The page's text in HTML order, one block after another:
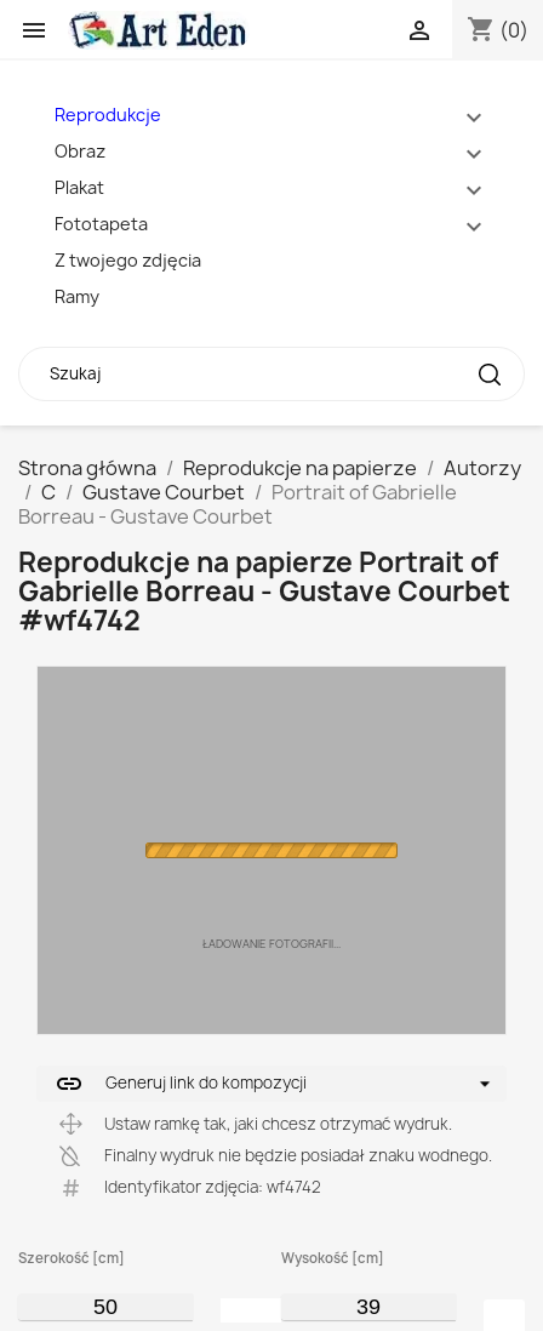
 shopping_cart (0)

expand_more
Reprodukcje
expand_more
Obraz
expand_more
Plakat
expand_more
Fototapeta
Z twojego zdjęcia
Ramy
Strona główna Reprodukcje na papierze
Autorzy
C
Gustave Courbet
Portrait of Gabrielle
Borreau - Gustave Courbet
Reprodukcje na papierze Portrait of
Gabrielle Borreau - Gustave Courbet
#wf4742
ŁADOWANIE FOTOGRAFII...
link
Generuj link do kompozycji
Ustaw ramkę tak, jaki chcesz otrzymać wydruk.
Finalny wydruk nie będzie posiadał znaku wodnego.
Identyfikator zdjęcia: wf4742
Szerokość [cm] Wysokość [cm]